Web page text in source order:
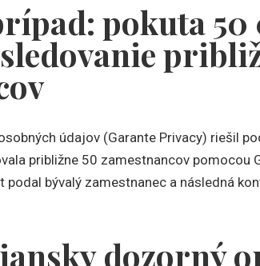
pokuta 50
údajov (Garante Privacy) riešil
približne 50 zamestnancov pomocou
bývalý zamestnanec a následná
dozorný